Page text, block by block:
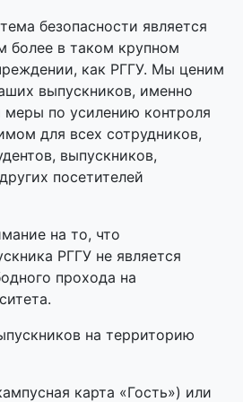
безопасности является
более в таком крупном
как РГГУ. Мы ценим
выпускников, именно
по усилению контроля
для всех сотрудников,
выпускников,
посетителей
на то, что
РГГУ не является
прохода на
на территорию
карта «Гость») или